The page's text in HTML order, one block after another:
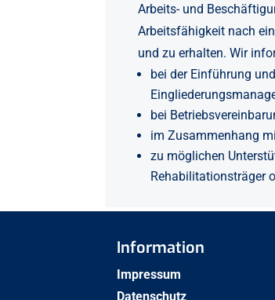
Arbeits- und
Arbeitsfähigkeit nach
und zu erhalten. Wir
bei der Einführung
bei
im Zusammenhang
zu möglichen
Rehabilitationsträger
Information
Impressum
Datenschutz